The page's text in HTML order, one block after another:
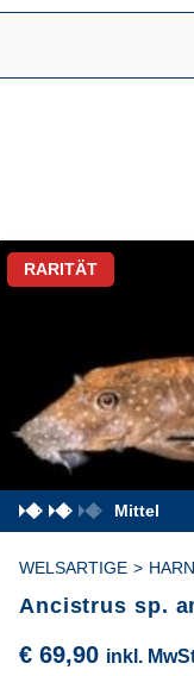
RARITÄT
Mittel
WELSARTIGE >
Ancistrus sp.
€69,90 inkl.